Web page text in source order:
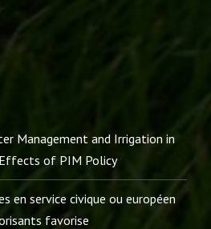
Management and Irrigation in
of PIM Policy
en service civique ou européen
favorise